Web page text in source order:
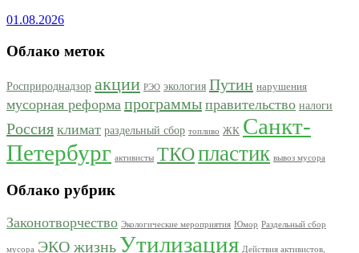
01.08.2026
Облако меток
Росприроднадзор акции РЭО экология Путин нарушения
мусорная реформа программы правительство налоги
Россия климат раздельный сбор топливо ЖК Санкт-
Петербург активисты ТКОпластик вывоз мусора
Облако рубрик
Законотворчество Экологические мероприятия Юмор Раздельный сбор
мусора ЭКО жизнь Утилизация Действия активистов,